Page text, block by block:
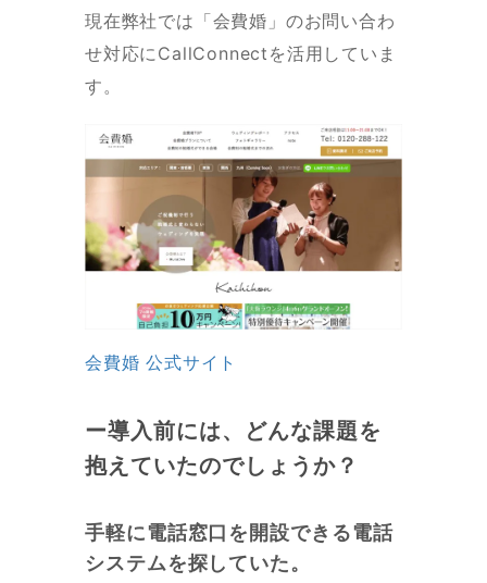
現在弊社では「会費婚」のお問い合わ
せ対応にCallConnectを活用していま
す。
会費婚 公式サイト
ー導入前には、どんな課題を
抱えていたのでしょうか？
手軽に電話窓口を開設できる電話
システムを探していた。